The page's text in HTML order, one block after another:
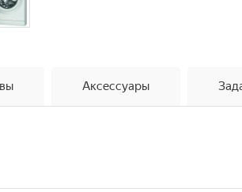
Аксессуары